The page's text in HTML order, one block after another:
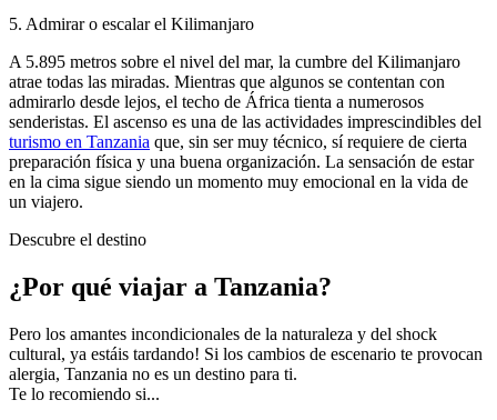
5. Admirar o escalar el Kilimanjaro
A 5.895 metros sobre el nivel del mar, la cumbre del Kilimanjaro
atrae todas las miradas. Mientras que algunos se contentan con
admirarlo desde lejos, el techo de África tienta a numerosos
senderistas. El ascenso es una de las actividades imprescindibles del
turismo en Tanzania ​​que, sin ser muy técnico, sí requiere de cierta
preparación física y una buena organización. La sensación de estar
en la cima sigue siendo un momento muy emocional en la vida de
un viajero.
Descubre el destino
¿Por qué viajar a Tanzania?
Pero los amantes incondicionales de la naturaleza y del shock
cultural, ya estáis tardando! Si los cambios de escenario te provocan
alergia, Tanzania no es un destino para ti.
Te lo recomiendo si...